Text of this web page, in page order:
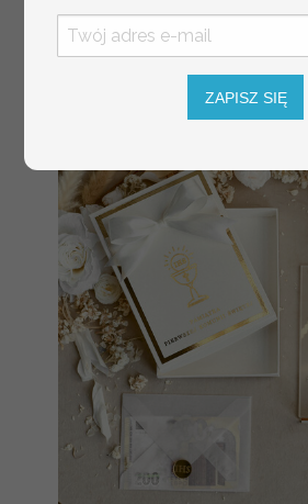
Prezent dla dziecka na narodziny
welurowy album na zdjęcia,
ZAPISZ SIĘ